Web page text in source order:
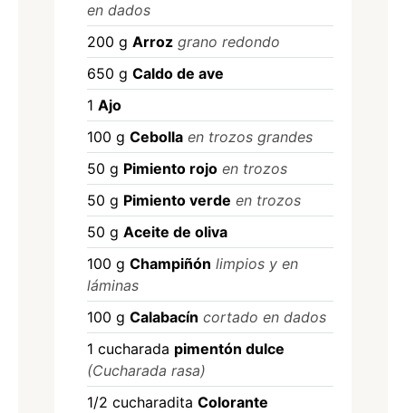
en dados
200 g Arroz grano redondo
650 g Caldo de ave
1 Ajo
100 g Cebolla en trozos grandes
50 g Pimiento rojo en trozos
50 g Pimiento verde en trozos
50 g Aceite de oliva
100 g Champiñón limpios y en
láminas
100 g Calabacín cortado en dados
1 cucharada pimentón dulce
(Cucharada rasa)
1/2 cucharadita Colorante